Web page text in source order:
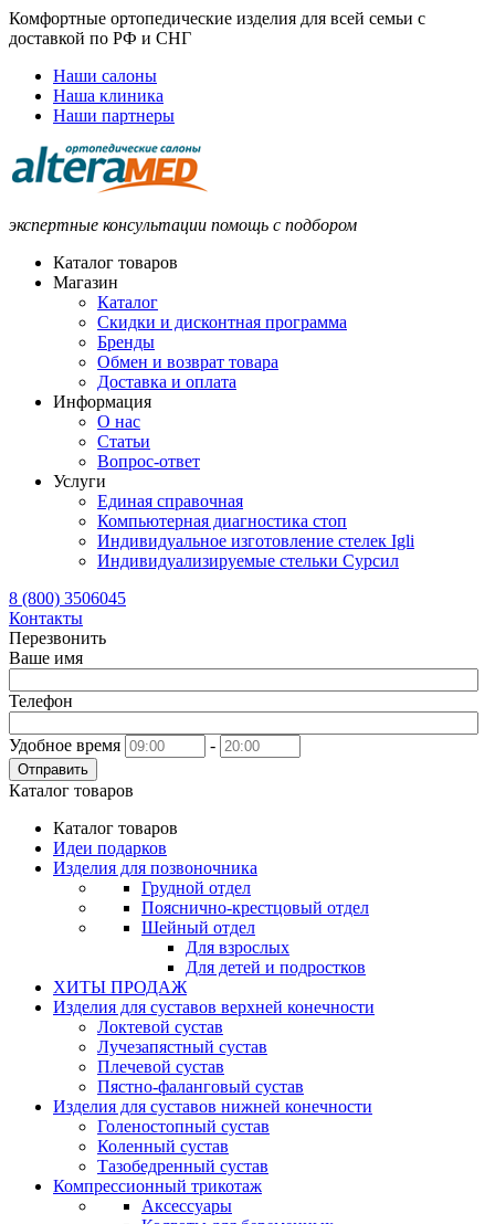
Комфортные ортопедические изделия для всей семьи с
доставкой по РФ и СНГ
Наши салоны
Наша клиника
Наши партнеры
экспертные консультации помощь с подбором
Каталог товаров
Магазин
Каталог
Скидки и дисконтная программа
Бренды
Обмен и возврат товара
Доставка и оплата
Информация
О нас
Статьи
Вопрос-ответ
Услуги
Единая справочная
Компьютерная диагностика стоп
Индивидуальное изготовление стелек Igli
Индивидуализируемые стельки Сурсил
8 (800) 3506045
Контакты
Перезвонить
Ваше имя
Телефон
Удобное время -
Отправить
Каталог товаров
Каталог товаров
Идеи подарков
Изделия для позвоночника
Грудной отдел
Пояснично-крестцовый отдел
Шейный отдел
Для взрослых
Для детей и подростков
ХИТЫ ПРОДАЖ
Изделия для суставов верхней конечности
Локтевой сустав
Лучезапястный сустав
Плечевой сустав
Пястно-фаланговый сустав
Изделия для суставов нижней конечности
Голеностопный сустав
Коленный сустав
Тазобедренный сустав
Компрессионный трикотаж
Аксессуары